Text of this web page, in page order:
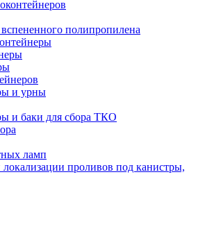
полипропилена
и урны
и баки для сбора ТКО
ламп
проливов под канистры,